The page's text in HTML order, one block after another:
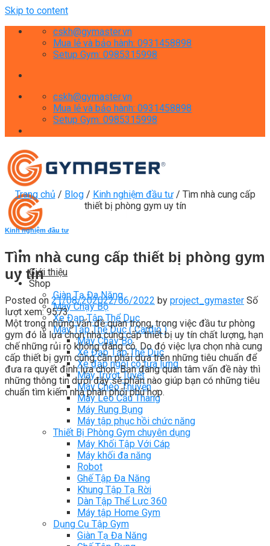
Skip to content
cskh@gymaster.vn
Mua lẻ và bảo hành: 0931458898
Setup Gym: 0985315998
cskh@gymaster.vn
Mua lẻ và bảo hành: 0931458898
Setup Gym: 0985315998
Giới thiệu
Shop
Giàn Tạ Đa Năng
Máy Chạy Bộ
Xe Đạp Tập Thể Dục
Máy Tập Thể Dục ( Cardio )
Máy Chạy Bộ
Xe Đạp Tập Thể Dục
Xe đạp ngồi có tựa lưng
Máy Trượt Tuyết
Máy Chèo Thuyền
Máy Leo Cầu Thang
Máy Rung Bụng
Máy tập phục hồi chức năng
Thiết Bị Phòng Gym chuyên dụng
Máy Khối Tập Với Cáp
Máy khối đa năng
Robot
Ghế Tập Đa Năng
Khung Tập Tạ Rời
Dàn Tập Thể Lực 360
Máy tập Home Gym
Dụng Cụ Tập Gym
Giàn Tạ Đa Năng
Trang chủ / Blog / Kinh nghiệm đầu tư / Tìm nhà cung cấp
thiết bị phòng gym uy tín
Kinh nghiệm đầu tư
Tìm nhà cung cấp thiết bị phòng gym
uy tín
Posted on 21/08/202022/06/2022 by project_gymaster Số
lượt xem: 9573
Một trong những vấn đề quan trọng, trong việc đầu tư phòng
gym đó là lựa chọn nhà cung cấp thiết bị uy tín chất lượng, hạn
chế những rủi ro không đáng có. Do đó việc lựa chọn nhà cung
cấp thiết bị gym cũng cần phải dựa trên những tiêu chuẩn để
đưa ra quyết định lựa chọn. Bạn đang quan tâm vấn đề này thì
những thông tin dưới đây sẽ phần nào giúp bạn có những tiêu
chuẩn tìm kiếm nhà phân phối phù hợp.